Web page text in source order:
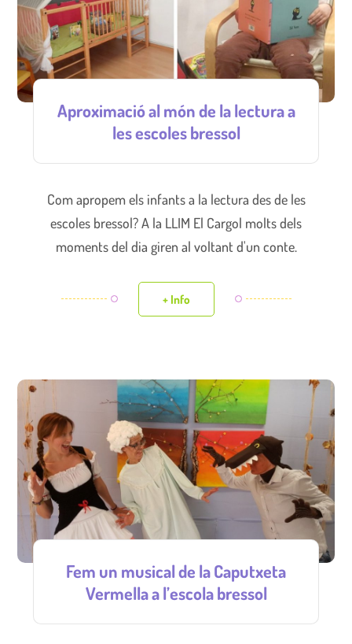
Aproximació al món de la lectura a
les escoles bressol
Com apropem els infants a la lectura des de les
escoles bressol? A la LLIM El Cargol molts dels
moments del dia giren al voltant d'un conte.
+ Info
Fem un musical de la Caputxeta
Vermella a l’escola bressol